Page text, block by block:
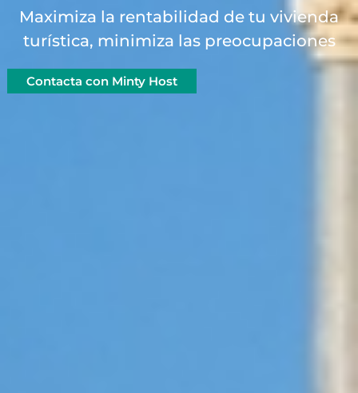
Maximiza la rentabilidad de tu vivienda
turística, minimiza las preocupaciones
Contacta con Minty Host